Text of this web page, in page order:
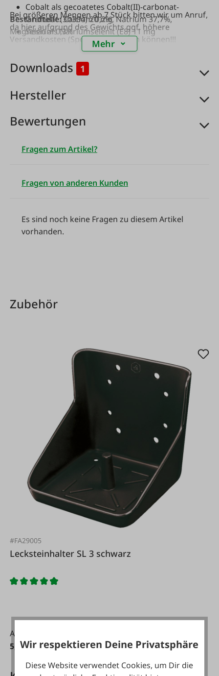
Bestandteile:Calcium 0,2%, Natrium 37,7%,
Magnesium 0,3%
Cobalt als gecoatetes Cobalt(II)-carbonat-
Granulat (3b304) 20 mg
Selen als Natriumselenit (E8) 11 mg
Bei größeren Mengen ab 7 Stück bitten wir um Anruf,
da hier aufgrund des Gewichts ggf. höhere
Versandkosten (Spedition) anfallen können!!!
Mehr
Downloads 1
Hersteller
Bewertungen
Fragen zum Artikel?
Fragen von anderen Kunden
Es sind noch keine Fragen zu diesem Artikel
vorhanden.
Produktgalerie überspringen
Zubehör
#FA29005
Lecksteinhalter SL 3 schwarz
Ab
5,06 €*
Wir respektieren Deine Privatsphäre
Diese Website verwendet Cookies, um Dir die